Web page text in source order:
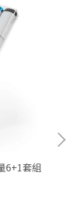
6+1套組